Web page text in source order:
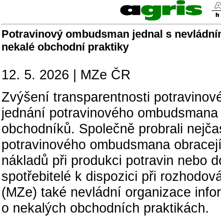
Potravinový ombudsman jednal s
nekalé obchodní praktiky
12. 5. 2026 | MZe ČR
Zvýšení transparentnosti
jednání potravinového
obchodníků. Společně probrali
potravinového ombudsmana
nákladů při produkci potravin nebo
spotřebitelé k dispozici při
(MZe) také nevládní organizace
o nekalých obchodních praktikách.